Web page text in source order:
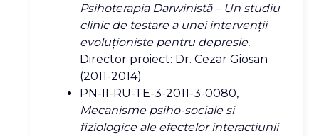
Psihoterapia Darwinistă – Un studiu
clinic de testare a unei intervenţii
evoluţioniste pentru depresie.
Director proiect: Dr. Cezar Giosan
(2011-2014)
PN-II-RU-TE-3-2011-3-0080,
Mecanisme psiho-sociale si
fiziologice ale efectelor interactiunii